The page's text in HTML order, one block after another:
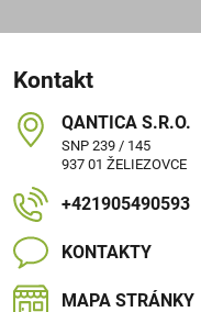
Kontakt
QANTICA S​.R​.O​.
SNP 239 / 145
937 01 ŽELIEZOVCE
+421905490593
KONTAKTY
MAPA STRÁNKY